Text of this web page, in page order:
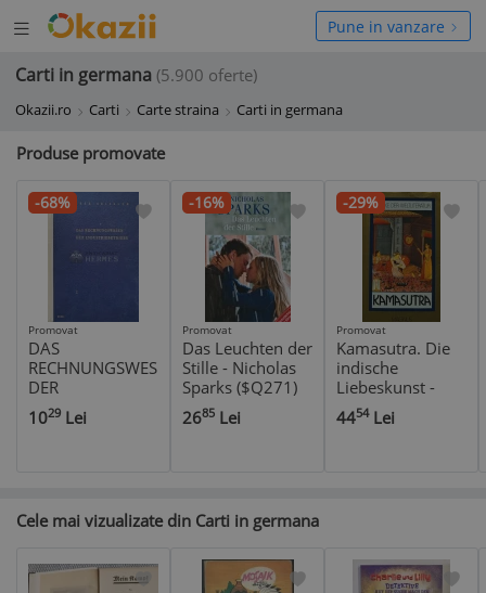
Deschide
meniul
Pune in vanzare
Carti in germana (5.900 oferte)
Okazii.ro Carti Carte straina Carti in germana
Produse promovate
-68%
Promovat
DAS
RECHNUNGSWESEN
DER
INDUSTRIEBETRIEBE
- 1957 - Werner
1029 Lei
-16%
Promovat
Das Leuchten der
Stille - Nicholas
Sparks ($Q271)
2685 Lei
-29%
Promovat
Kamasutra. Die
indische
Liebeskunst -
1983 - Guido
Hell ($K291)
4454Lei
Cele mai vizualizate din Carti in germana